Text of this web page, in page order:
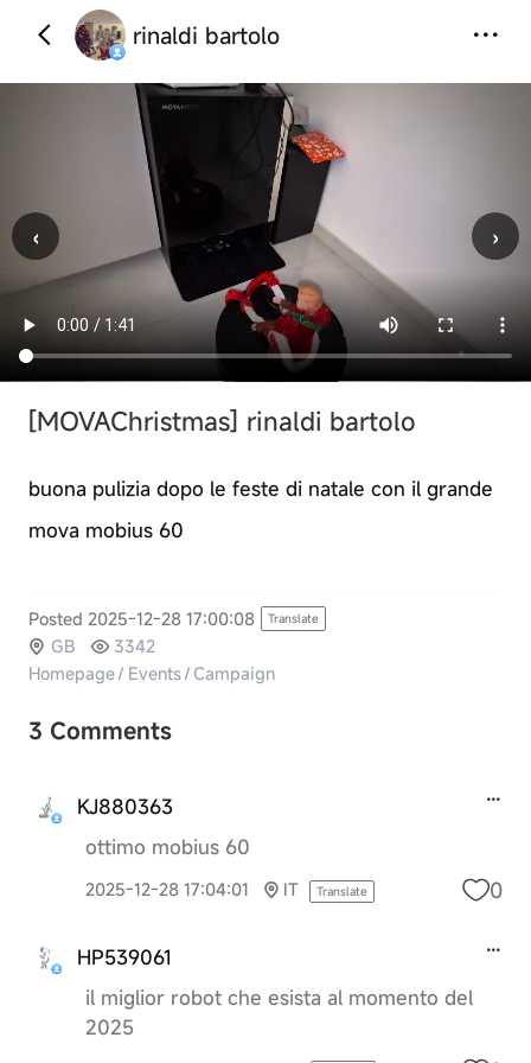
rinaldi bartolo
‹ ›
[MOVAChristmas] rinaldi bartolo
buona pulizia dopo le feste di natale con il grande
mova mobius 60
Posted 2025-12-28 17:00:08 Translate
GB
3342
Homepage/ Events/ Campaign
3 Comments
KJ880363
ottimo mobius 60
2025-12-28 17:04:01 IT Translate 0
HP539061
il miglior robot che esista al momento del
2025